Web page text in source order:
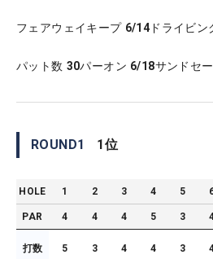
フェアウェイキープ 6/14 ドライビ
パット数 30パーオン 6/18サンドセ
ROUND1 1 位
HOLE 1 2 3 4 5
PAR 4 4 4 5 3
打数 5 3 4 4 3